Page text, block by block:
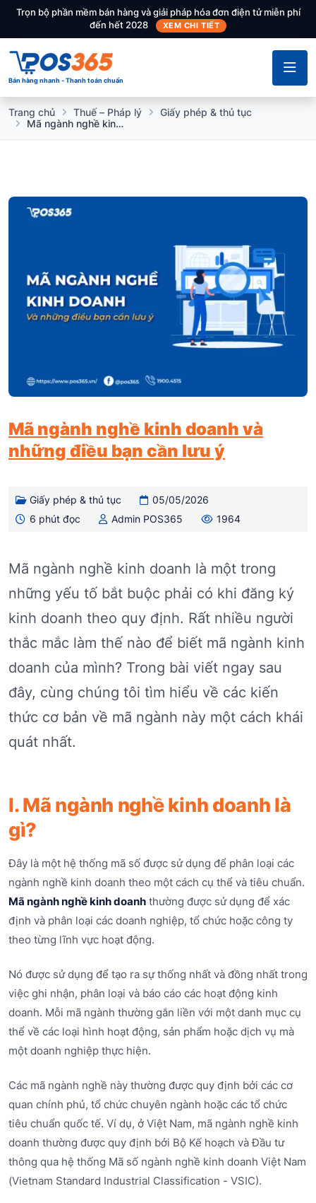
Trọn bộ phần mềm bán hàng và giải pháp hóa đơn điện tử miễn phí
đến hết 2028
XEM CHI TIẾT
Bán hàng nhanh - Thanh toán chuẩn
Trang chủ Thuế – Pháp lý
Giấy phép & thủ tục
Mã ngành nghề kinh doanh và những điều bạn cần lưu ý
Mã ngành nghề kinh doanh và
những điều bạn cần lưu ý
Giấy phép & thủ tục
05/05/2026
6 phút đọc
Admin POS365 1964
Mã ngành nghề kinh doanh là một trong
những yếu tố bắt buộc phải có khi đăng ký
kinh doanh theo quy định. Rất nhiều người
thắc mắc làm thế nào để biết mã ngành kinh
doanh của mình? Trong bài viết ngay sau
đây, cùng chúng tôi tìm hiểu về các kiến
thức cơ bản về mã ngành này một cách khái
quát nhất.
I. Mã ngành nghề kinh doanh là
gì?
Đây là một hệ thống mã số được sử dụng để phân loại các
ngành nghề kinh doanh theo một cách cụ thể và tiêu chuẩn.
Mã ngành nghề kinh doanh thường được sử dụng để xác
định và phân loại các doanh nghiệp, tổ chức hoặc công ty
theo từng lĩnh vực hoạt động.
Nó được sử dụng để tạo ra sự thống nhất và đồng nhất trong
việc ghi nhận, phân loại và báo cáo các hoạt động kinh
doanh. Mỗi mã ngành thường gắn liền với một danh mục cụ
thể về các loại hình hoạt động, sản phẩm hoặc dịch vụ mà
một doanh nghiệp thực hiện.
Các mã ngành nghề này thường được quy định bởi các cơ
quan chính phủ, tổ chức chuyên ngành hoặc các tổ chức
tiêu chuẩn quốc tế. Ví dụ, ở Việt Nam, mã ngành nghề kinh
doanh thường được quy định bởi Bộ Kế hoạch và Đầu tư
thông qua hệ thống Mã số ngành nghề kinh doanh Việt Nam
(Vietnam Standard Industrial Classification - VSIC).